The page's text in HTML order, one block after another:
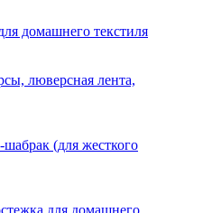
домашнего текстиля
люверсная лента,
шабрак (для жесткого
для домашнего